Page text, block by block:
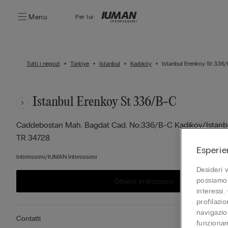
Menu Per lui:
Tutti i negozi Türkiye Istanbul Kadıköy Istanbul Erenkoy St
Istanbul Erenkoy St 336/b-C
Caddebostan Mah. Bagdat Cad. No:336/b-C Kadikoy/
TR 34728
Intimissimi/IUMAN Intimissimi
Ottieni indicazioni
Contatti
Desideri
interessi.